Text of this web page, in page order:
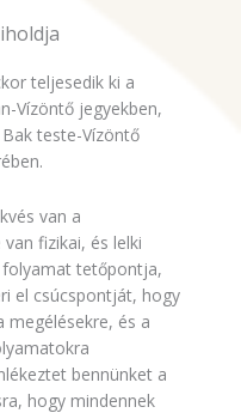
teljesedik ki a
Vízöntő jegyekben,
teste-Vízöntő
van a
fizikai, és lelki
folyamat tetőpontja,
el csúcspontját, hogy
megélésekre, és a
bennünket a
hogy mindennek